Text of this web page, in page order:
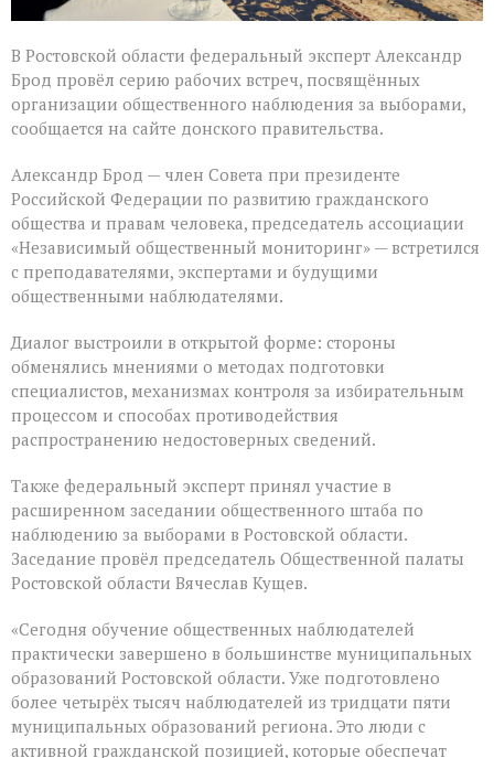
В Ростовской области федеральный эксперт Александр
Брод провёл серию рабочих встреч, посвящённых
организации общественного наблюдения за выборами,
сообщается на сайте донского правительства.
Александр Брод — член Совета при президенте
Российской Федерации по развитию гражданского
общества и правам человека, председатель ассоциации
«Независимый общественный мониторинг» — встретился
с преподавателями, экспертами и будущими
общественными наблюдателями.
Диалог выстроили в открытой форме: стороны
обменялись мнениями о методах подготовки
специалистов, механизмах контроля за избирательным
процессом и способах противодействия
распространению недостоверных сведений.
Также федеральный эксперт принял участие в
расширенном заседании общественного штаба по
наблюдению за выборами в Ростовской области.
Заседание провёл председатель Общественной палаты
Ростовской области Вячеслав Кущев.
«Сегодня обучение общественных наблюдателей
практически завершено в большинстве муниципальных
образований Ростовской области. Уже подготовлено
более четырёх тысяч наблюдателей из тридцати пяти
муниципальных образований региона. Это люди с
активной гражданской позицией, которые обеспечат